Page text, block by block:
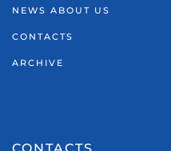
NEWS ABOUT US
CONTACTS
ARCHIVE